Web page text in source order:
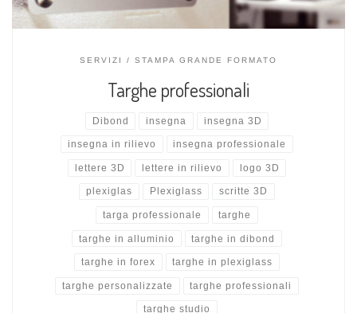
SERVIZI STAMPA GRANDE FORMATO
Targhe professionali
Dibond insegna insegna 3D
insegna in rilievo insegna professionale
lettere 3D lettere in rilievo logo 3D
plexiglas Plexiglass scritte 3D
targa professionale targhe
targhe in alluminio targhe in dibond
targhe in forex targhe in plexiglass
targhe personalizzate targhe professionali
targhe studio